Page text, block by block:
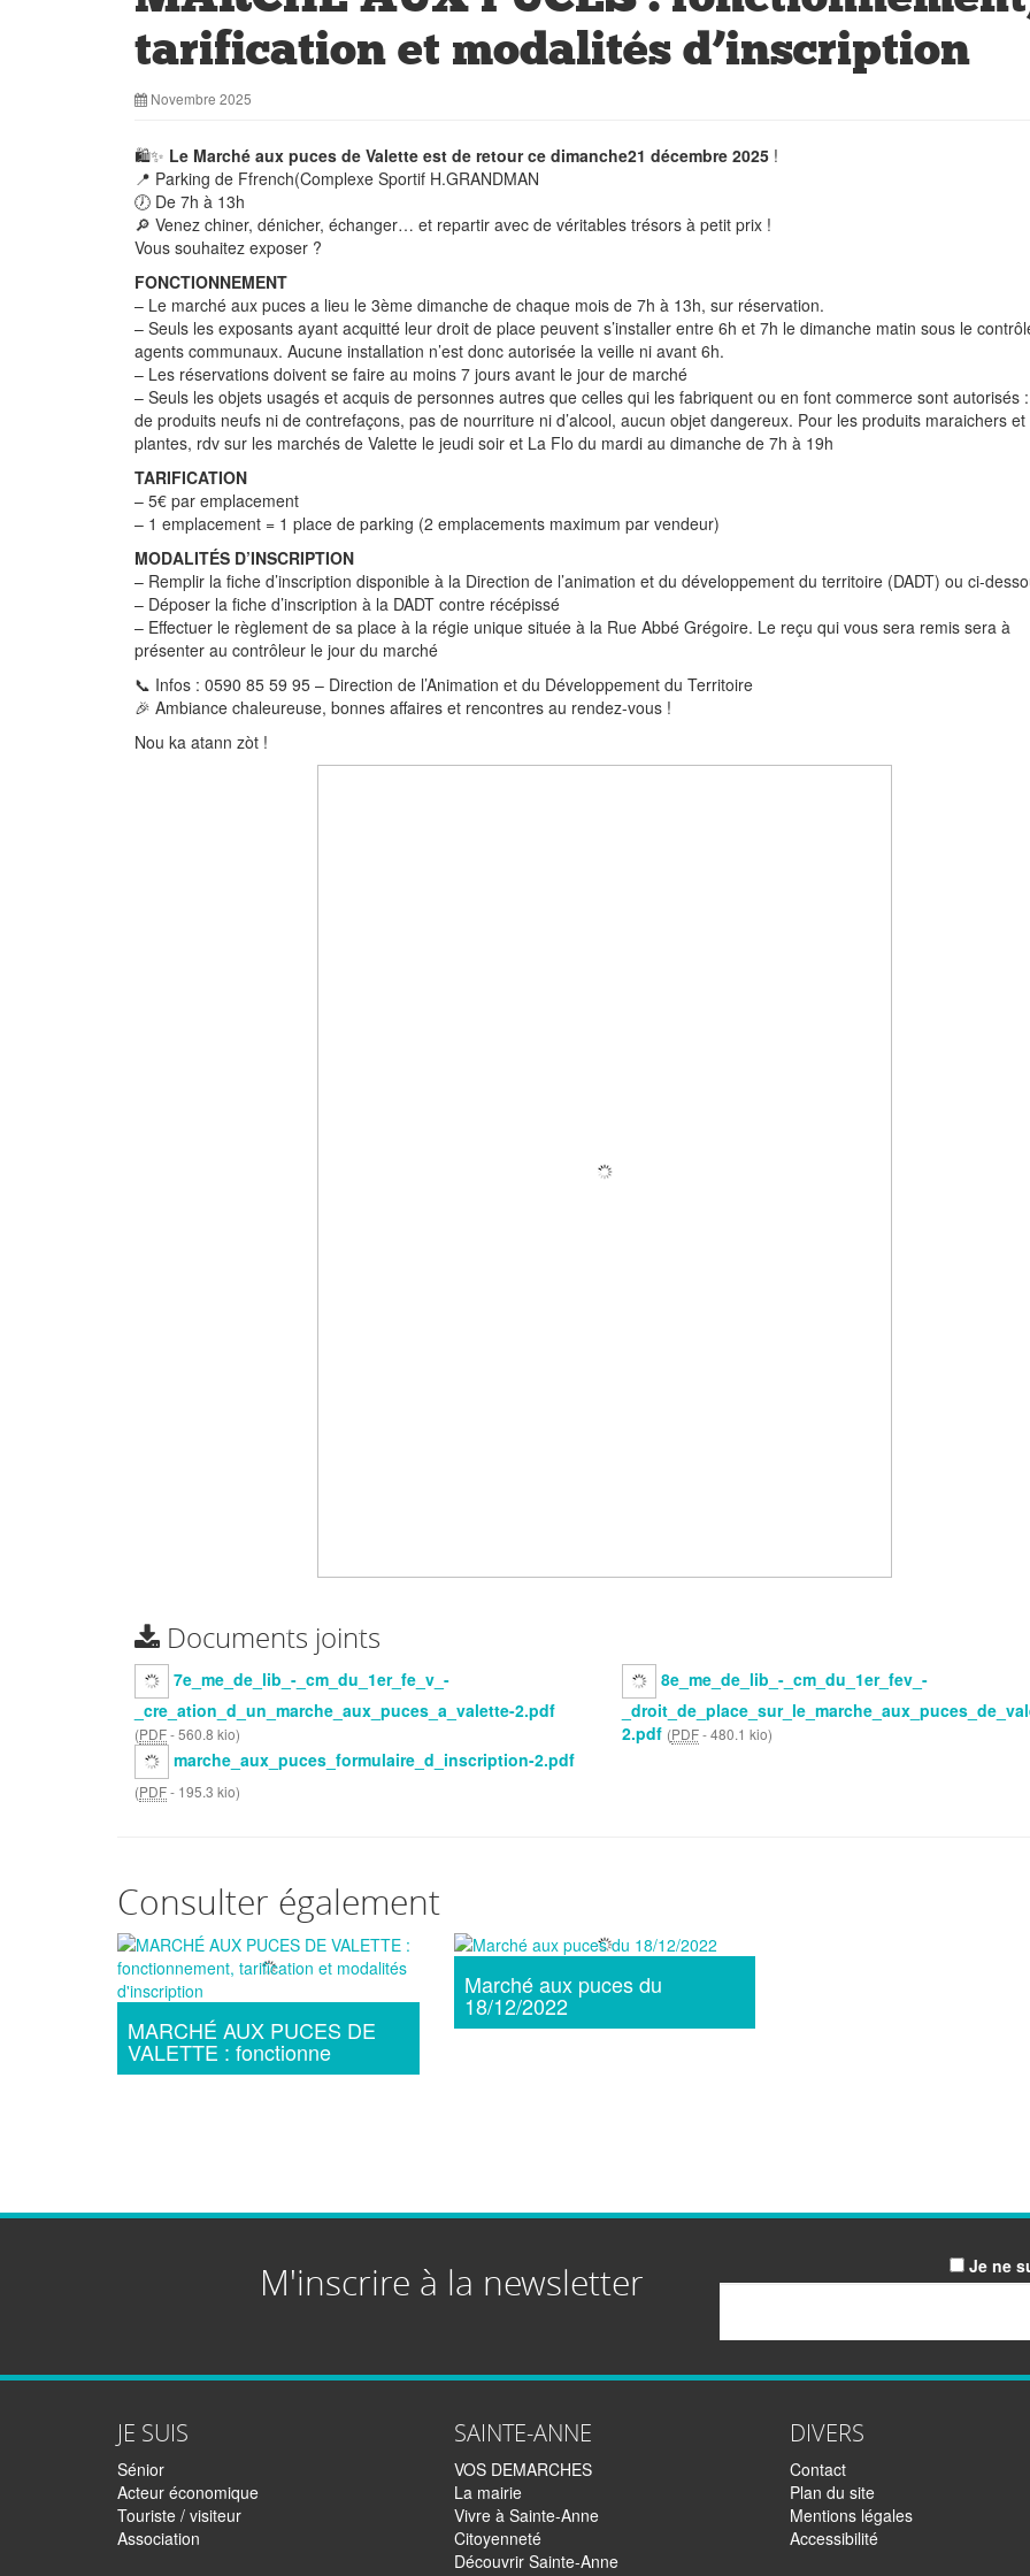
tarification et modalités d’inscription
Novembre 2025
🛍️✨ Le Marché aux puces de Valette est de retour ce dimanche21 décembre 2025 !
📍 Parking de Ffrench(Complexe Sportif H.GRANDMAN
🕖 De 7h à 13h
🔎 Venez chiner, dénicher, échanger… et repartir avec de véritables trésors à petit prix !
Vous souhaitez exposer ?
FONCTIONNEMENT
– Le marché aux puces a lieu le 3ème dimanche de chaque mois de 7h à 13h, sur réservation.
– Seuls les exposants ayant acquitté leur droit de place peuvent s’installer entre 6h et 7h le dimanche matin sous le
agents communaux. Aucune installation n’est donc autorisée la veille ni avant 6h.
– Les réservations doivent se faire au moins 7 jours avant le jour de marché
– Seuls les objets usagés et acquis de personnes autres que celles qui les fabriquent ou en font commerce sont autorisés
de produits neufs ni de contrefaçons, pas de nourriture ni d’alcool, aucun objet dangereux. Pour les produits maraichers et
plantes, rdv sur les marchés de Valette le jeudi soir et La Flo du mardi au dimanche de 7h à 19h
TARIFICATION
– 5€ par emplacement
– 1 emplacement = 1 place de parking (2 emplacements maximum par vendeur)
MODALITÉS D’INSCRIPTION
– Remplir la fiche d’inscription disponible à la Direction de l’animation et du développement du territoire (DADT) ou ci-
– Déposer la fiche d’inscription à la DADT contre récépissé
– Effectuer le règlement de sa place à la régie unique située à la Rue Abbé Grégoire. Le reçu qui vous sera remis sera à
présenter au contrôleur le jour du marché
📞 Infos : 0590 85 59 95 – Direction de l’Animation et du Développement du Territoire
🎉 Ambiance chaleureuse, bonnes affaires et rencontres au rendez-vous !
Nou ka atann zòt !
Documents joints
7e_me_de_lib_-_cm_du_1er_fe_v_-
_cre_ation_d_un_marche_aux_puces_a_valette-2.pdf
(PDF-560.8 kio)
8e_me_de_lib_-_cm_du_1er_fev_-
2.pdf (PDF-480.1 kio)
marche_aux_puces_formulaire_d_inscription-2.pdf
(PDF- 195.3 kio)
Consulter également
MARCHÉ AUX PUCES DE
VALETTE : fonctionne
Marché aux puces du
18/12/2022
M'inscrire à la newsletter
Je ne
JE SUIS
Sénior
Acteur économique
Touriste / visiteur
Association
SAINTE-ANNE
VOS DEMARCHES
La mairie
Vivre à Sainte-Anne
Citoyenneté
Découvrir Sainte-Anne
DIVERS
Contact
Plan du site
Mentions légales
Accessibilité